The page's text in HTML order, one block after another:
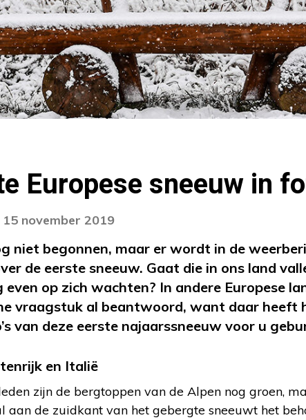
Europese sneeuw in
november 2019
niet begonnen, maar er wordt in de
de eerste sneeuw. Gaat die in ons land
op zich wachten? In andere Europese
vraagstuk al beantwoord, want daar heeft
van deze eerste najaarssneeuw voor u
en Italië
zijn de bergtoppen van de Alpen nog groen,
aan de zuidkant van het gebergte sneeuwt het